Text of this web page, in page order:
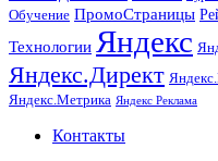
Обучение ПромоСтраницы
Технологии Яндекс
Яндекс.Директ
Яндекс.Метрика Яндекс Реклама
Контакты